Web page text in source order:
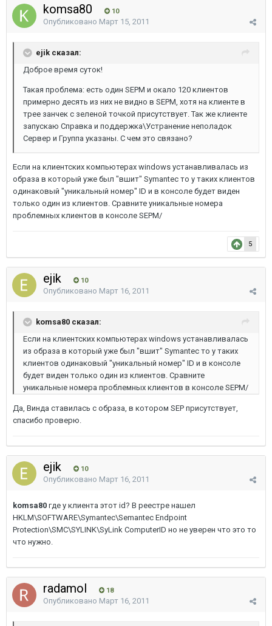
komsa80 10
Опубликовано Март 15, 2011
ejik сказал:
Доброе время суток!
Такая проблема: есть один SEPM и окало 120 клиентов
примерно десять из них не видно в SEPM, хотя на клиенте в
трее занчек с зеленой точкой присутствует. Так же клиенте
запускаю Справка и поддержка\Устранение неполадок
Сервер и Группа указаны. С чем это связано?
Если на клиентских компьютерах windows устанавливалась из
образа в который уже был "вшит" Symantec то у таких клиентов
одинаковый "уникальный номер" ID и в консоле будет виден
только один из клиентов. Сравните уникальные номера
проблемных клиентов в консоле SEPM/
5
ejik 10
Опубликовано Март 16, 2011
komsa80 сказал:
Если на клиентских компьютерах windows устанавливалась
из образа в который уже был "вшит" Symantec то у таких
клиентов одинаковый "уникальный номер" ID и в консоле
будет виден только один из клиентов. Сравните
уникальные номера проблемных клиентов в консоле SEPM/
Да, Винда ставилась с образа, в котором SEP присутствует,
спасибо проверю.
ejik 10
Опубликовано Март 16, 2011
komsa80 где у клиента этот id? В реестре нашел
HKLM\SOFTWARE\Symantec\Semantec Endpoint
Protection\SMC\SYLINK\SyLink ComputerID но не уверен что это то
что нужно.
radamol 18
Опубликовано Март 16, 2011